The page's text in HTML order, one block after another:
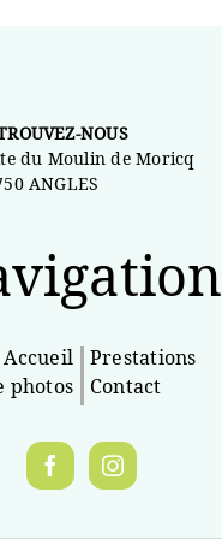
NOUS
du Moulin de Moricq
ANGLES
Accueil Prestations
photos Contact